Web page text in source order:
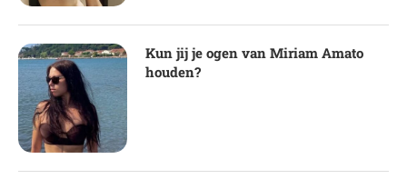
Kun jij je ogen van Miriam Amato
houden?